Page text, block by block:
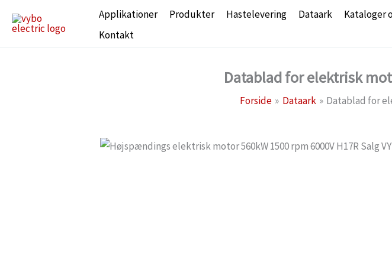
Applikationer Produkter Hastelevering Dataark Kataloger
Kontakt
Datablad for elektrisk
Forside Dataark Datablad for